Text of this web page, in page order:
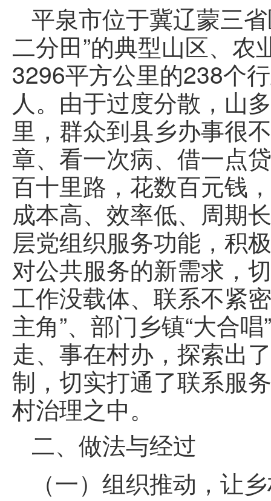
平泉市位于冀辽蒙三
二分田”的典型山区、
3296平方公里的238个
人。由于过度分散，山
里，群众到县乡办事很
章、看一次病、借一点
百十里路，花数百元钱
成本高、效率低、周期
层党组织服务功能，积
对公共服务的新需求，
工作没载体、联系不紧
主角”、部门乡镇“大合
走、事在村办，探索出
制，切实打通了联系服
村治理之中。
二、做法与经过
（一）组织推动，让